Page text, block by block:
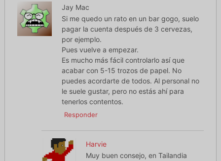
Jay Mac
Si me quedo un rato en un bar gogo, suelo
pagar la cuenta después de 3 cervezas,
por ejemplo.
Pues vuelve a empezar.
Es mucho más fácil controlarlo así que
acabar con 5-15 trozos de papel. No
puedes acordarte de todos. Al personal no
le suele gustar, pero no estás ahí para
tenerlos contentos.
Responder
Harvie
Muy buen consejo, en Tailandia